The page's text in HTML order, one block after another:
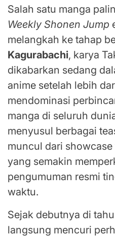
Salah satu manga
Weekly Shonen Jump
melangkah ke tahap
Kagurabachi, karya
dikabarkan sedang
anime setelah lebih
mendominasi
manga di seluruh
menyusul berbagai
muncul dari
yang semakin
pengumuman resmi
waktu.
Sejak debutnya di
langsung mencuri